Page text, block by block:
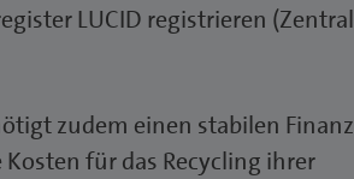
LUCID registrieren
zudem einen stabilen
für das Recycling ihrer